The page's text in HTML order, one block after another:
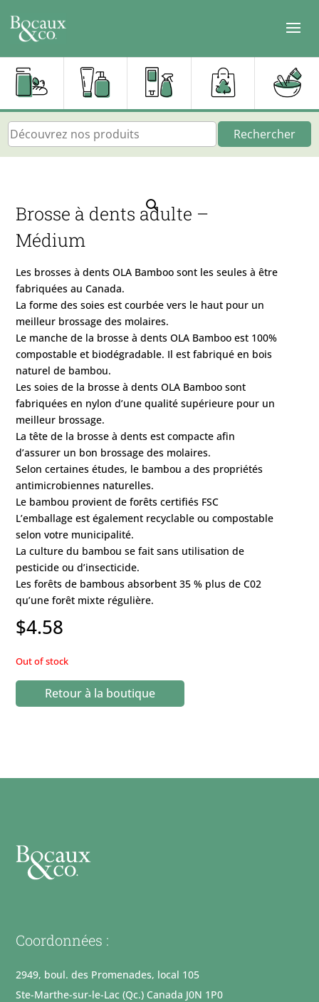
Rechercher
Brosse à dents adulte –
Médium
Les brosses à dents OLA Bamboo sont les seules à être
fabriquées au Canada.
La forme des soies est courbée vers le haut pour un
meilleur brossage des molaires.
Le manche de la brosse à dents OLA Bamboo est 100%
compostable et biodégradable. Il est fabriqué en bois
naturel de bambou.
Les soies de la brosse à dents OLA Bamboo sont
fabriquées en nylon d’une qualité supérieure pour un
meilleur brossage.
La tête de la brosse à dents est compacte afin
d’assurer un bon brossage des molaires.
Selon certaines études, le bambou a des propriétés
antimicrobiennes naturelles.
Le bambou provient de forêts certifiés FSC
L’emballage est également recyclable ou compostable
selon votre municipalité.
La culture du bambou se fait sans utilisation de
pesticide ou d’insecticide.
Les forêts de bambous absorbent 35 % plus de C02
qu’une forêt mixte régulière.
$4.58
Out of stock
Retour à la boutique
Coordonnées :
2949, boul. des Promenades, local 105
Ste-Marthe-sur-le-Lac (Qc.) Canada J0N 1P0